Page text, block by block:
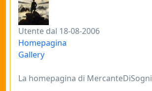
Utente dal 18-08-2006
Homepagina
Gallery
La homepagina di MercanteDiSogni